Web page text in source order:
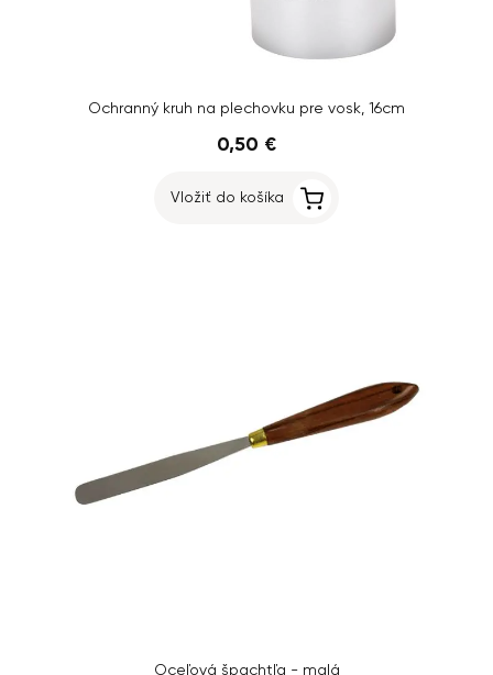
Ochranný kruh na plechovku pre vosk, 16cm
0,50 €
Vložiť do košíka
Oceľová špachtľa - malá